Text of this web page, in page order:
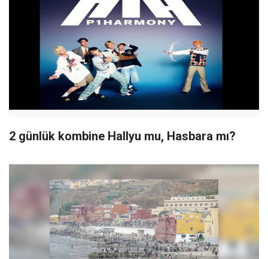
2 günlük kombine Hallyu mu, Hasbara mı?